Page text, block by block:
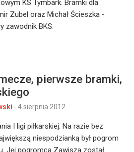
KS Tymbark. Bramki dla
Zubel oraz Michał Ścieszka -
zawodnik BKS.
pierwsze bramki,
- 4 sierpnia 2012
I ligi piłkarskiej. Na razie bez
niespodzianką był pogrom
Jej pogromca Zawisza został